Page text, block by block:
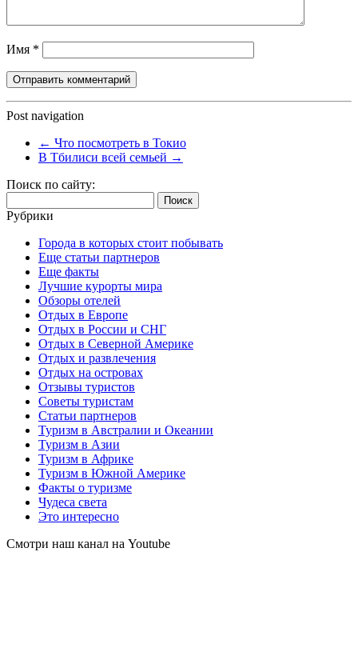
Имя *
Post navigation
← Что посмотреть в Токио
В Тбилиси всей семьей →
Поиск по сайту:
Рубрики
Города в которых стоит побывать
Еще статьи партнеров
Еще факты
Лучшие курорты мира
Обзоры отелей
Отдых в Европе
Отдых в России и СНГ
Отдых в Северной Америке
Отдых и развлечения
Отдых на островах
Отзывы туристов
Советы туристам
Статьи партнеров
Туризм в Австралии и Океании
Туризм в Азии
Туризм в Африке
Туризм в Южной Америке
Факты о туризме
Чудеса света
Это интересно
Смотри наш канал на Youtube